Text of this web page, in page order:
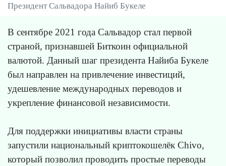
Президент Сальвадора Найиб Букеле
В сентябре 2021 года Сальвадор стал первой
страной, признавшей Биткоин официальной
валютой. Данный шаг президента Найиба Букеле
был направлен на привлечение инвестиций,
удешевление международных переводов и
укрепление финансовой независимости.
Для поддержки инициативы власти страны
запустили национальный криптокошелёк Chivo,
который позволил проводить простые переводы